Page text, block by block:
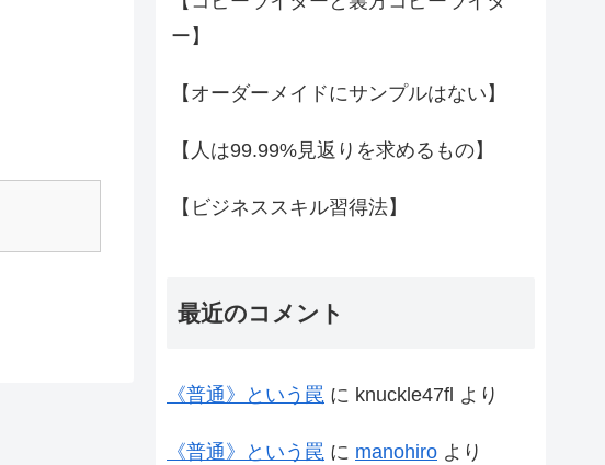
ー】
【オーダーメイドにサンプルはない】
【人は99.99%見返りを求めるもの】
【ビジネススキル習得法】
最近のコメント
《普通》という罠 に knuckle47fl より
《普通》という罠 に manohiro より